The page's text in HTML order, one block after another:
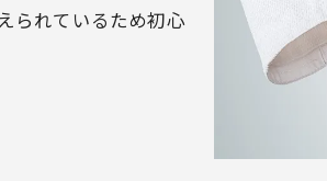
られているため初心